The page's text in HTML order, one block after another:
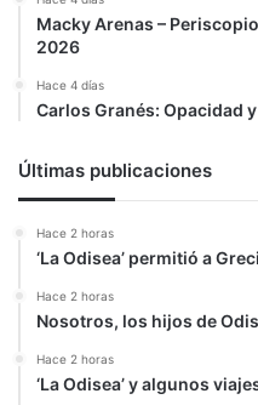
Macky Arenas –
2026
Hace 4 días
Carlos Granés: Opacidad
Últimas publicaciones
Hace 2 horas
‘La Odisea’ permitió a
Hace 2 horas
Nosotros, los hijos de
Hace 2 horas
‘La Odisea’ y algunos